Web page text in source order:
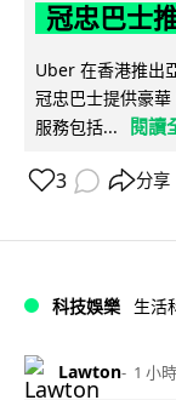
冠忠巴士
Uber 在香港推出
冠忠巴士提供豪華
服務包括...
閱讀
3 分享
科技娛樂 生活
Lawton 1 小時